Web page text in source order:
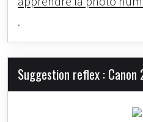
.
Suggestion reflex : Canon